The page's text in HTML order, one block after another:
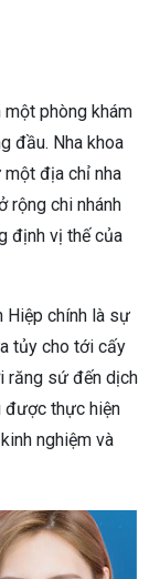
phòng khám
đầu. Nha khoa
địa chỉ nha
rộng chi nhánh
định vị thế của
Hiệp chính là sự
tủy cho tới cấy
răng sứ đến dịch
được thực hiện
nghiệm và